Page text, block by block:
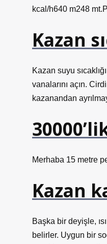
kcal/h640 m248
Kazan
Kazan suyu
vanalarını açın.
kazanandan
Merhaba 15 metre
Kazan
Başka bir deyişle,
belirler. Uygun bir